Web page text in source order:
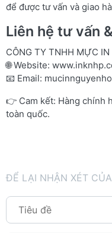
để được tư vấn và giao
Liên hệ tư vấn
CÔNG TY TNHH MỰC
🌐 Website:
📧 Email:
👉 Cam kết: Hàng chính
toàn quốc.
ĐỂ LẠI NHẬN XÉT